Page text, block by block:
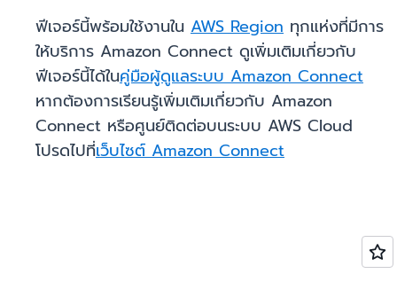
ฟีเจอร์นี้พร้อมใช้งานใน AWS Region ทุกแห่งที่มีการ
ให้บริการ Amazon Connect ดูเพิ่มเติมเกี่ยวกับ
ฟีเจอร์นี้ได้ในคู่มือผู้ดูแลระบบ Amazon Connect
หากต้องการเรียนรู้เพิ่มเติมเกี่ยวกับ Amazon
Connect หรือศูนย์ติดต่อบนระบบ AWS Cloud
โปรดไปที่เว็บไซต์ Amazon Connect